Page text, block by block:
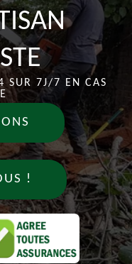
SUR 7J/7 EN CAS
!